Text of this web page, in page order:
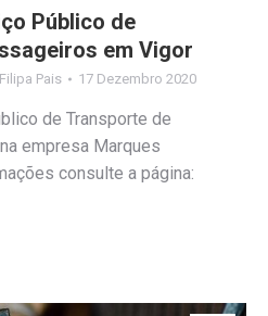
Público de
em Vigor
Filipa Pais 17 Dezembro 2020
de Transporte de
empresa Marques
consulte a página: